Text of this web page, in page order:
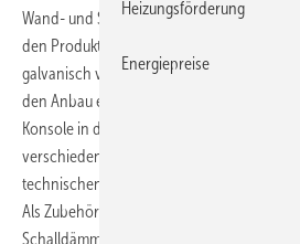
Wand- und Schienenmontage geschweißt.
den Produkten des Montagesystems 45
galvanisch verzinkt. Bei höheren Lasten
den Anbau einer 45°-Strebe erheblich
Konsole in den Längen 210, 315, 420 und
verschiedene Lastfälle ist für die vier
technischen Unterlagen zum
Als Zubehör gibt es Schutzkappen aus
Schalldämmelemente zur Montage von
Heizungsförderung
Energiepreise